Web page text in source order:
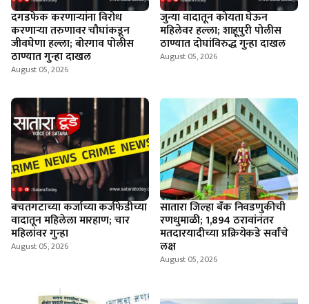
दगडफेक करणार्‍यांना विरोध
करणार्‍या तरुणावर चौघांकडून
जीवघेणा हल्ला; बोरगाव पोलीस
ठाण्यात गुन्हा दाखल
August 05, 2026
जुन्या वादातून कोयता घेऊन
महिलेवर हल्ला; शाहूपुरी पोलीस
ठाण्यात दोघांविरुद्ध गुन्हा दाखल
August 05, 2026
बचतगटाच्या कर्जाच्या कर्जफेडीच्या
वादातून महिलेला मारहाण; चार
महिलांवर गुन्हा
August 05, 2026
सातारा जिल्हा बँक निवडणुकीची
रणधुमाळी; 1,894 ठरावांनंतर
मतदारयादीच्या प्रक्रियेकडे सर्वांचे
लक्ष
August 05, 2026